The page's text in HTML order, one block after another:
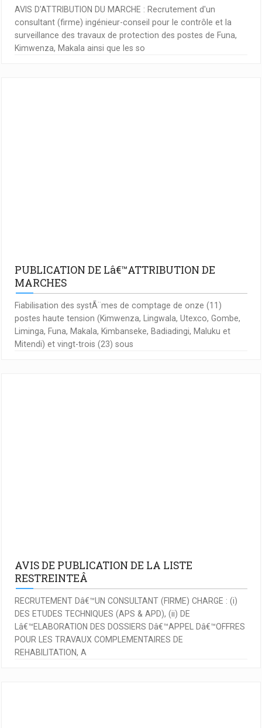
AVIS D'ATTRIBUTION DU MARCHE : Recrutement d'un
consultant (firme) ingénieur-conseil pour le contrôle et la
surveillance des travaux de protection des postes de Funa,
Kimwenza, Makala ainsi que les so
PUBLICATION DE Lâ€™ATTRIBUTION DE
MARCHES
Fiabilisation des systÃ¨mes de comptage de onze (11)
postes haute tension (Kimwenza, Lingwala, Utexco, Gombe,
Liminga, Funa, Makala, Kimbanseke, Badiadingi, Maluku et
Mitendi) et vingt-trois (23) sous
AVIS DE PUBLICATION DE LA LISTE
RESTREINTEÂ
RECRUTEMENT Dâ€™UN CONSULTANT (FIRME) CHARGE : (i)
DES ETUDES TECHNIQUES (APS & APD), (ii) DE
Lâ€™ELABORATION DES DOSSIERS Dâ€™APPEL Dâ€™OFFRES
POUR LES TRAVAUX COMPLEMENTAIRES DE
REHABILITATION, A